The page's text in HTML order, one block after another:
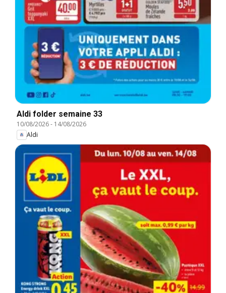
Aldi folder semaine 33
10/08/2026- 14/08/2026
Aldi